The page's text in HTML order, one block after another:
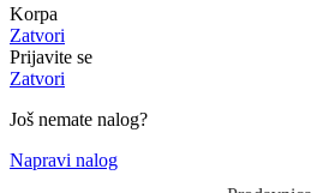
Korpa
Zatvori
Prijavite se
Zatvori
Još nemate nalog?
Napravi nalog